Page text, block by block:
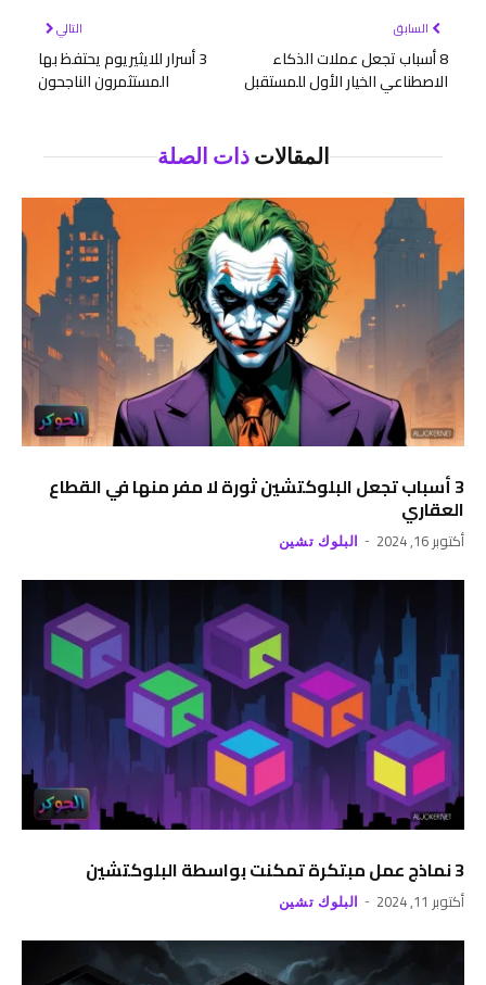
السابق
8 أسباب تجعل عملات الذكاء
الاصطناعي الخيار الأول للمستقبل
التالي
3 أسرار للايثيريوم يحتفظ بها
المستثمرون الناجحون
المقالاتذات الصلة
3 أسباب تجعل البلوكتشين ثورة لا مفر منها في القطاع
العقاري
أكتوبر 16, 2024 البلوك تشين
3 نماذج عمل مبتكرة تمكنت بواسطة البلوكتشين
أكتوبر 11, 2024 البلوك تشين